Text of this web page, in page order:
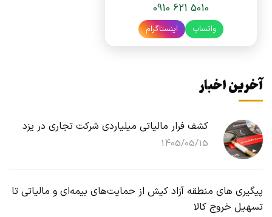
0910 621 5010
واتساپ اینستاگرام
آخرین اخبار
کشف فرار مالیاتی میلیاردی شرکت تجاری در یزد
1405/05/15
پیگیری های منطقه آزاد کیش از حمایت‌های بیمه‌ای و مالیاتی تا
تسهیل خروج کالا